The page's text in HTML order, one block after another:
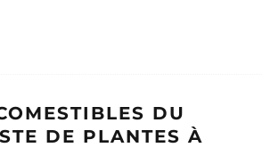
DU
DE PLANTES À